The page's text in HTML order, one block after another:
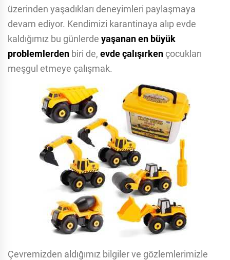
üzerinden yaşadıkları deneyimleri paylaşmaya
devam ediyor. Kendimizi karantinaya alıp evde
kaldığımız bu günlerde yaşanan en büyük
problemlerden biri de, evde çalışırken çocukları
meşgul etmeye çalışmak.
Çevremizden aldığımız bilgiler ve gözlemlerimizle